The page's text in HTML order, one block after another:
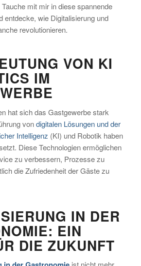
mit mir in diese spannende
entdecke, wie Digitalisierung und
revolutionieren.
VON KI
IM
hat sich das Gastgewerbe stark
vondigitalen Lösungen und der
Intelligenz (KI) und Robotik haben
Diese Technologien ermöglichen
zu verbessern, Prozesse zu
die Zufriedenheit der Gäste zu
IN DER
EIN
DIE ZUKUNFT